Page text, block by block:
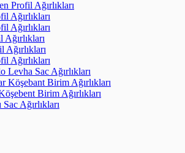
Profil Ağırlıkları
Ağırlıkları
Ağırlıkları
Ağırlıkları
Ağırlıkları
Levha Sac Ağırlıkları
Köşebant Birim Ağırlıkları
Birim Ağırlıkları
Ağırlıkları